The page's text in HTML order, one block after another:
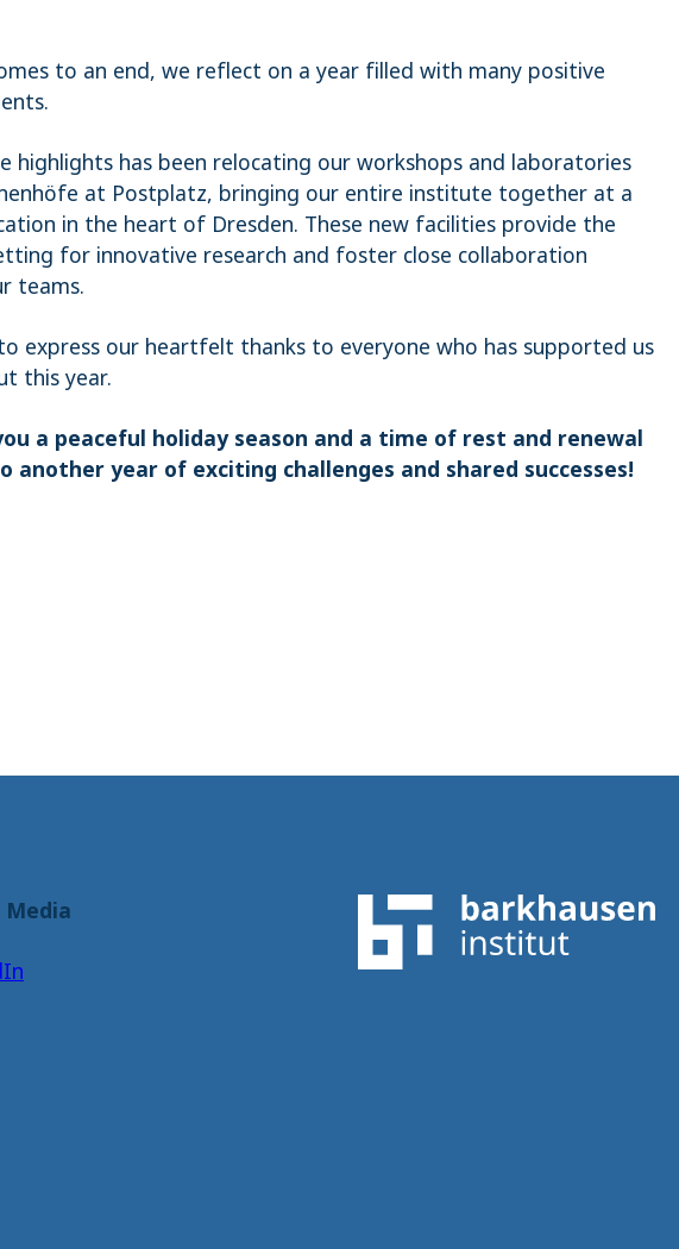
to an end, we reflect on a year filled with many positive
highlights has been relocating our workshops and laboratories
at Postplatz, bringing our entire institute together at a
in the heart of Dresden. These new facilities provide the
for innovative research and foster close collaboration
teams.
express our heartfelt thanks to everyone who has supported us
this year.
a peaceful holiday season and a time of rest and renewal
another year of exciting challenges and shared successes!
Media